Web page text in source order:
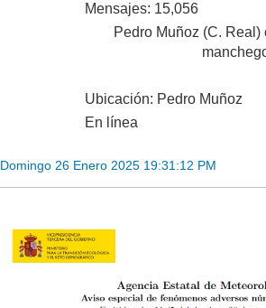
Mensajes: 15,056
Pedro Muñoz (C. Real)
Ubicación: Pedro Muñoz
En línea
Domingo 26 Enero 2025 19:31:12 PM